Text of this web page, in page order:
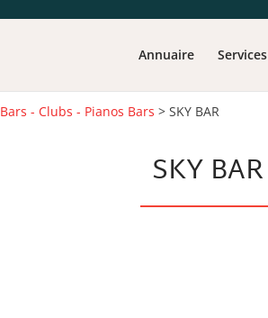
Annuaire Services
Bars - Clubs - Pianos Bars >SKY BAR
SKY BAR